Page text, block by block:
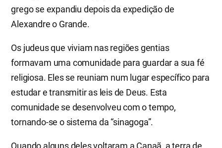
grego se expandiu depois da expedição de
Alexandre o Grande.
Os judeus que viviam nas regiões gentias
formavam uma comunidade para guardar a sua fé
religiosa. Eles se reuniam num lugar específico para
estudar e transmitir as leis de Deus. Esta
comunidade se desenvolveu com o tempo,
tornando-se o sistema da “sinagoga”.
Quando alguns deles voltaram a Canaã, a terra de